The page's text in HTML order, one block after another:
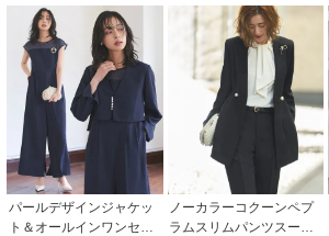
パールデザインジャケッ
ト＆オールインワンセッ
ノーカラーコクーンペプ
ラムスリムパンツスーツ